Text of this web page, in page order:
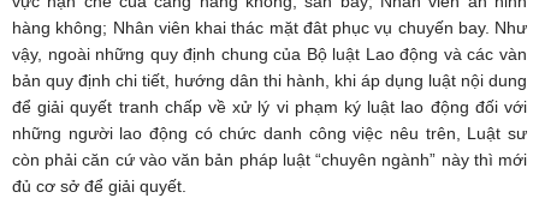
hàng không; Nhân viên khai thác mặt đât phục vụ chuyến bay. Như
vậy, ngoài những quy định chung của Bộ luật Lao động và các vàn
bản quy định chi tiết, hướng dân thi hành, khi áp dụng luật nội dung
để giải quyết tranh chấp về xử lý vi phạm ký luật lao động đối với
những người lao động có chức danh công việc nêu trên, Luật sư
còn phải căn cứ vào văn bản pháp luật “chuyên ngành” này thì mới
đủ cơ sở để giải quyết.